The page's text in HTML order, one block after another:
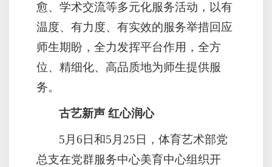
愈、学术交流等多元化服务活动，以有
温度、有力度、有实效的服务举措回应
师生期盼，全力发挥平台作用，全方
位、精细化、高品质地为师生提供服
务。
古艺新声 红心润心
5月6日和5月25日，体育艺术部党
总支在党群服务中心美育中心组织开